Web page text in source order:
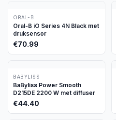
ORAL-B
Oral-B iO Series 4N Black met
druksensor
€70.99
BABYLISS
BaByliss Power Smooth
D215DE 2200 W met diffuser
€44.40